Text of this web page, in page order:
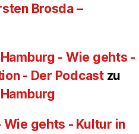
Brosda –
- Wie gehts -
- Der Podcastzu
gehts - Kultur in